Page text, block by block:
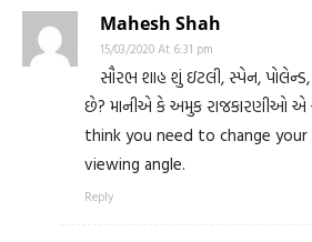
Mahesh Shah
15/03/2020 At 6:31 pm
સૌરભ શાહ શું ઇટલી, સ્પેન, પોલેન્ડ,
છે? માનીએ કે અમુક રાજકારણીઓ એ
think you need to change
viewing angle.
Reply